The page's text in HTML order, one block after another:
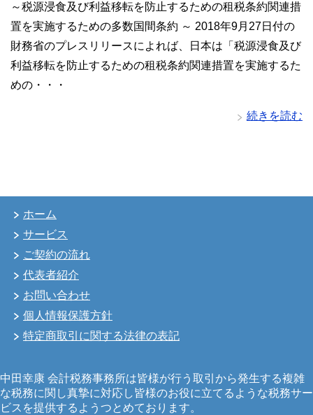
～税源浸食及び利益移転を防止するための租税条約関連措
置を実施するための多数国間条約 ～ 2018年9月27日付の
財務省のプレスリリースによれば、日本は「税源浸食及び
利益移転を防止するための租税条約関連措置を実施するた
めの・・・
続きを読む
ホーム
サービス
ご契約の流れ
代表者紹介
お問い合わせ
個人情報保護方針
特定商取引に関する法律の表記
中田幸康 会計税務事務所は皆様が行う取引から発生する複雑
な税務に関し真摯に対応し皆様のお役に立てるような税務サー
ビスを提供するようつとめております。